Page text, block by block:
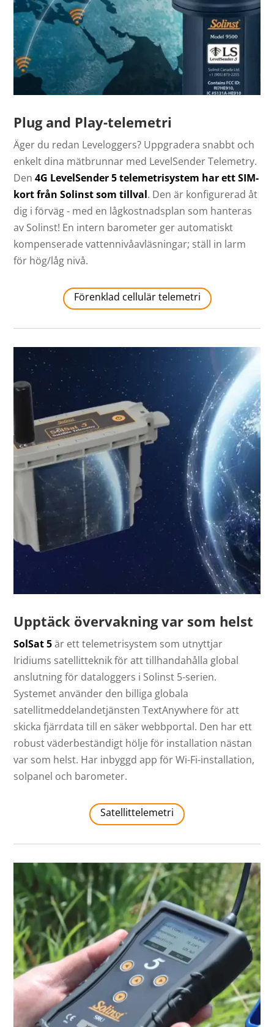
Plug and Play-telemetri
Äger du redan Leveloggers? Uppgradera snabbt och
enkelt dina mätbrunnar med LevelSender Telemetry.
Den4G LevelSender 5 telemetrisystem har ett SIM-
kort från Solinst som tillval. Den är konfigurerad åt
dig i förväg - med en lågkostnadsplan som hanteras
av Solinst! En intern barometer ger automatiskt
kompenserade vattennivåavläsningar; ställ in larm
för hög/låg nivå.
Förenklad cellulär telemetri
Upptäck övervakning var som helst
SolSat 5är ett telemetrisystem som utnyttjar
Iridiums satellitteknik för att tillhandahålla global
anslutning för dataloggers i Solinst 5-serien.
Systemet använder den billiga globala
satellitmeddelandetjänsten TextAnywhere för att
skicka fjärrdata till en säker webbportal. Den har ett
robust väderbeständigt hölje för installation nästan
var som helst. Har inbyggd app för Wi-Fi-installation,
solpanel och barometer.
Satellittelemetri